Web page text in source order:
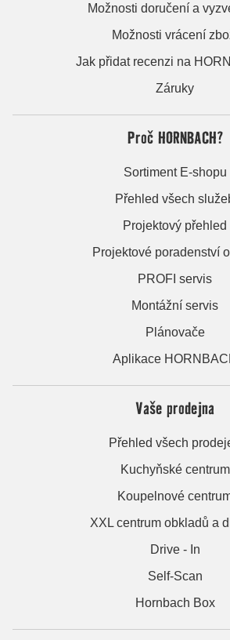
Možnosti doručení a
Možnosti vrácení
Jak přidat recenzi na
Záruky
Proč HORNBACH?
Sortiment E-shopu
Přehled všech
Projektový přehled
Projektové poradenství
PROFI servis
Montážní servis
Plánovače
Aplikace
Vaše prodejna
Přehled všech
Kuchyňské centrum
Koupelnové
XXL centrum obkladů a
Drive - In
Self-Scan
Hornbach Box